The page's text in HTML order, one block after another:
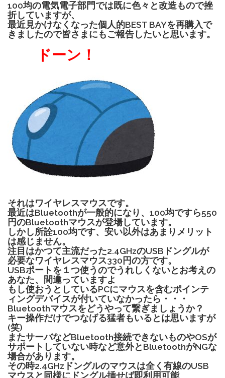
100均の電気電子部門では既に色々と改造もので挫
折していますが、
最近見かけなくなった個人的BEST BAYを再購入で
きましたので皆さまにもご報告したいと思います。
ドーン！
それはワイヤレスマウスです。
最近はBluetoothが一般的になり、100均ですら550
円のBluetoothマウスが登場しています。
しかし所詮100均です、安い以外はあまりメリット
は感じません。
注目はかつて主流だった2.4GHzのUSBドングルが
必要なワイヤレスマウス330円の方です。
USBポートを１つ使うのでうれしくないとお考えの
あなた、間違っていますよ
もし使おうとしているPCにマウスを含むポインテ
ィングデバイスが付いていなかったら・・・
Bluetoothマウスをどうやって繋ぎましょうか？
キー操作だけでつなげる猛者もいるとは思いますが
(笑)
またサーバなどBluetooth接続できないものやOSが
サポートしていない時など意外とBluetoothがNGな
場合があります。
その時2.4GHzドングルのマウスは全く有線のUSB
マウスと同様にドングル挿せば即利用可能